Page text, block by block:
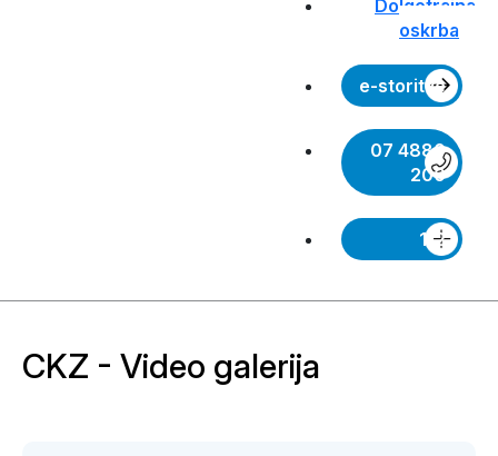
Dolgotrajna
oskrba
e-storitve
07 4880
200
112
CKZ - Video galerija